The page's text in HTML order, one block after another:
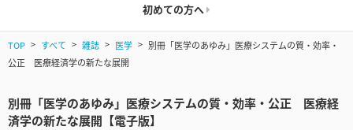
初めての方へ
TOP すべて 雑誌 医学
別冊「医学のあゆみ」医療システムの質・効率・
公正 医療経済学の新たな展開
別冊「医学のあゆみ」医療システムの質・効率・公正 医療経
済学の新たな展開【電子版】